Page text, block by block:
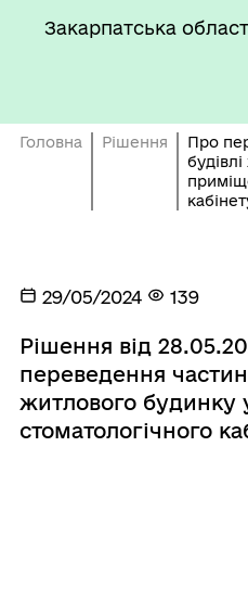
Закарпатська
Головна Рішення
Про
29/05/2024 139
Рішення від
переведення
житлового будинку
стоматологічного